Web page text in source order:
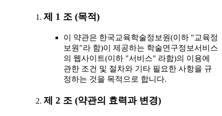
제 1 조 (목적)
이 약관은 한국교육학술정보원(이하 "교육정
보원"라 함)이 제공하는 학술연구정보서비스
의 웹사이트(이하 "서비스" 라함)의 이용에
관한 조건 및 절차와 기타 필요한 사항을 규
정하는 것을 목적으로 합니다.
제 2 조 (약관의 효력과 변경)